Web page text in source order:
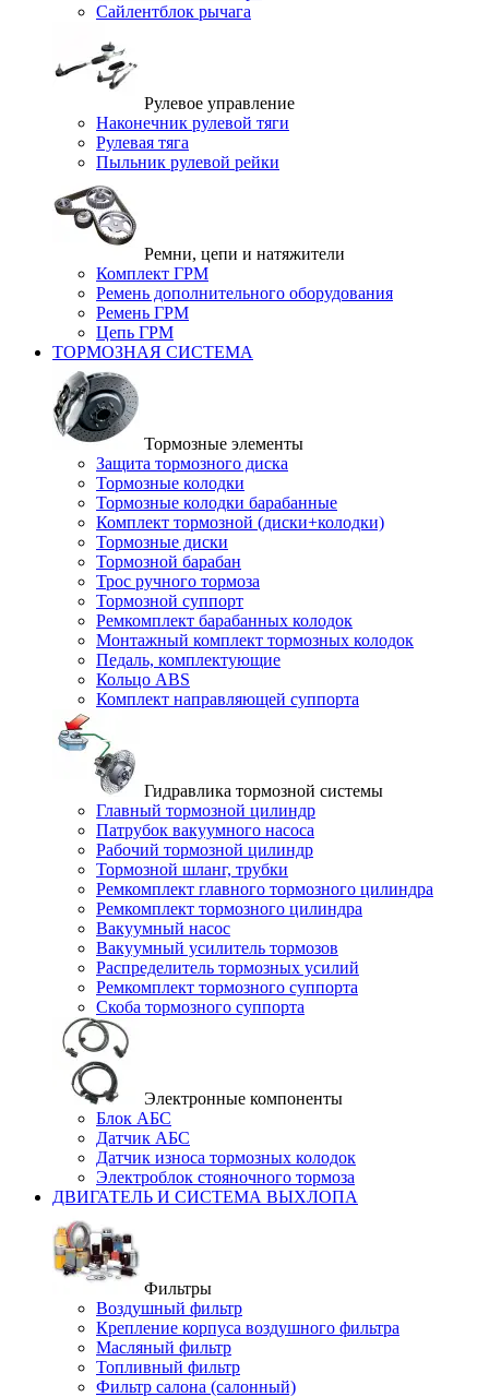
Сайлентблок рычага
Рулевое управление
Наконечник рулевой тяги
Рулевая тяга
Пыльник рулевой рейки
Ремни, цепи и натяжители
Комплект ГРМ
Ремень дополнительного оборудования
Ремень ГРМ
Цепь ГРМ
ТОРМОЗНАЯ СИСТЕМА
Тормозные элементы
Защита тормозного диска
Тормозные колодки
Тормозные колодки барабанные
Комплект тормозной (диски+колодки)
Тормозные диски
Тормозной барабан
Трос ручного тормоза
Тормозной суппорт
Ремкомплект барабанных колодок
Монтажный комплект тормозных колодок
Педаль, комплектующие
Кольцо ABS
Комплект направляющей суппорта
Гидравлика тормозной системы
Главный тормозной цилиндр
Патрубок вакуумного насоса
Рабочий тормозной цилиндр
Тормозной шланг, трубки
Ремкомплект главного тормозного цилиндра
Ремкомплект тормозного цилиндра
Вакуумный насос
Вакуумный усилитель тормозов
Распределитель тормозных усилий
Ремкомплект тормозного суппорта
Скоба тормозного суппорта
Электронные компоненты
Блок АБС
Датчик АБС
Датчик износа тормозных колодок
Электроблок стояночного тормоза
ДВИГАТЕЛЬ И СИСТЕМА ВЫХЛОПА
Фильтры
Воздушный фильтр
Крепление корпуса воздушного фильтра
Масляный фильтр
Топливный фильтр
Фильтр салона (салонный)